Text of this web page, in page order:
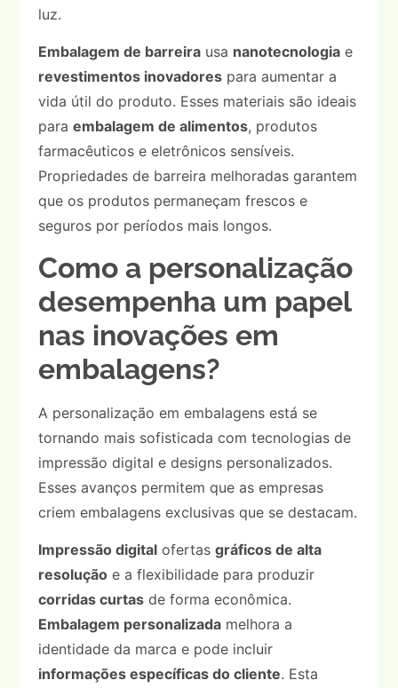
luz.
Embalagem de barreirausa nanotecnologiae
revestimentos inovadorespara aumentar a
vida útil do produto. Esses materiais são ideais
para embalagem de alimentos, produtos
farmacêuticos e eletrônicos sensíveis.
Propriedades de barreira melhoradas garantem
que os produtos permaneçam frescos e
seguros por períodos mais longos.
Como a personalização
desempenha um papel
nas inovações em
embalagens?
A personalização em embalagens está se
tornando mais sofisticada com tecnologias de
impressão digital e designs personalizados.
Esses avanços permitem que as empresas
criem embalagens exclusivas que se destacam.
Impressão digitalofertas gráficos de alta
resoluçãoe a flexibilidade para produzir
corridas curtasde forma econômica.
Embalagem personalizadamelhora a
identidade da marca e pode incluir
informações específicas do cliente. Esta